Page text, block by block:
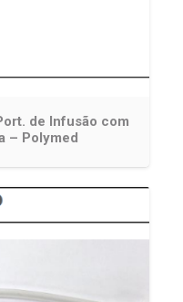
de Infusão com
– Polymed